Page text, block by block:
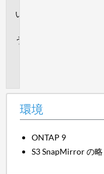
環境
ONTAP 9
S3 SnapMirror の略